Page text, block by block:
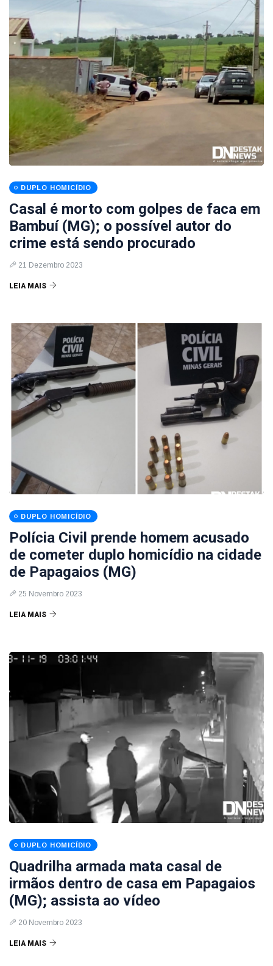
DUPLO HOMICÍDIO
Casal é morto com golpes de faca em
Bambuí (MG); o possível autor do
crime está sendo procurado
21 Dezembro 2023
LEIA MAIS
DUPLO HOMICÍDIO
Polícia Civil prende homem acusado
de cometer duplo homicídio na cidade
de Papagaios (MG)
25 Novembro 2023
LEIA MAIS
DUPLO HOMICÍDIO
Quadrilha armada mata casal de
irmãos dentro de casa em Papagaios
(MG); assista ao vídeo
20 Novembro 2023
LEIA MAIS